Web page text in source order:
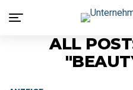
ALL